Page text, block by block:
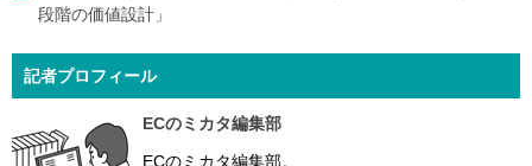
段階の価値設計」
記者プロフィール
ECのミカタ編集部
ECのミカタ編集部。